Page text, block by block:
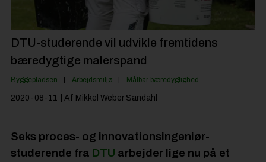
Jobportal
DTU-studerende vil udvikle fremtidens
bæredygtige malerspand
Byggepladsen Arbejdsmiljø Målbar bæredygtighed
2020-08-11 | Af Mikkel Weber Sandahl
Seks proces- og innovationsingeniør-
studerende fra DTU arbejder lige nu på et